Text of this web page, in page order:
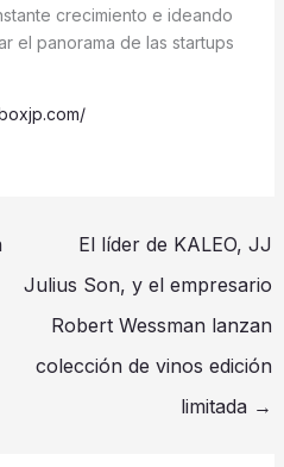
crecimiento e ideando
el panorama de las startups
El líder de KALEO, JJ
Julius Son, y el empresario
Robert Wessman lanzan
colección de vinos edición
limitada →